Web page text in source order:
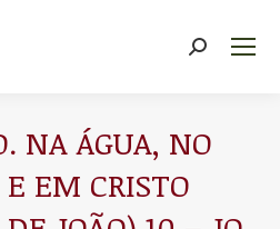
Buscar
NA ÁGUA, NO
EM CRISTO